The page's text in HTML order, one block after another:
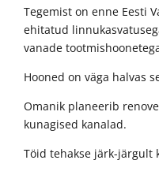
Tegemist on enne Eesti
ehitatud
vanade
Hooned on väga halvas
Omanik planeerib
kunagised kanalad.
Töid tehakse järk-järgult